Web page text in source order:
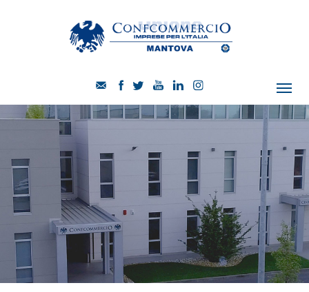
CHI SIAMO
SERVIZI
CATEGORIE
DELEGAZIONI
ATTIVITÀ STORICHE
PERIODICO